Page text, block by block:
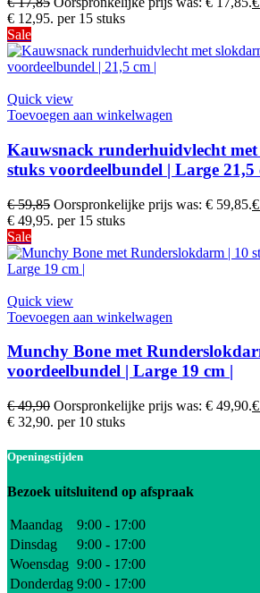
€ 12,95. per 15 stuks
Sale
Quick view
Toevoegen aan winkelwagen
Kauwsnack runderhuidvlecht
stuks voordeelbundel | Large 21,5
€59,85 Oorspronkelijke prijs was: € 59,85.€
€ 49,95. per 15 stuks
Sale
Quick view
Toevoegen aan winkelwagen
Munchy Bone met
voordeelbundel | Large 19 cm |
€49,90 Oorspronkelijke prijs was: € 49,90.€
€ 32,90. per 10 stuks
Openingstijden
Bezoek uitsluitend op afspraak
Maandag
9:00 - 17:00
Dinsdag
9:00 - 17:00
Woensdag 9:00 - 17:00
Donderdag 9:00 - 17:00